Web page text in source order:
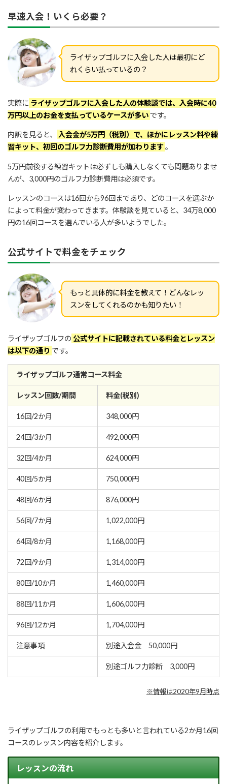
December 17, 2019
早速入会！いくら必要？
ライザップゴルフに入会した人は最初にど
れくらい払っているの？
実際に ライザップゴルフに入会した人の体験談では、入会時に40
万円以上のお金を支払っているケースが多いです。
内訳を見ると、
入会金が5万円（税別）で、ほかにレッスン料や練
習キット、初回のゴルフ力診断費用が加わります。
5万円前後する練習キットは必ずしも購入しなくても問題ありませ
んが、3,000円のゴルフ力診断費用は必須です。
レッスンのコースは16回から96回まであり、どのコースを選ぶか
によって料金が変わってきます。体験談を見ていると、34万8,000
円の16回コースを選んでいる人が多いようでした。
公式サイトで料金をチェック
もっと具体的に料金を教えて！どんなレッ
スンをしてくれるのかも知りたい！
ライザップゴルフの 公式サイトに記載されている料金とレッスン
は以下の通り です。
ライザップゴルフ通常コース料金
レッスン回数/期間 料金(税別)
16回/2か月 348,000円
24回/3か月 492,000円
32回/4か月 624,000円
40回/5か月 750,000円
48回/6か月 876,000円
56回/7か月 1,022,000円
64回/8か月 1,168,000円
72回/9か月 1,314,000円
80回/10か月 1,460,000円
88回/11か月 1,606,000円
96回/12か月 1,704,000円
注意事項 別途入会金 50,000円
別途ゴルフ力診断 3,000円
※情報は2020年9月時点
ライザップゴルフの利用でもっとも多いと言われている2か月16回
コースのレッスン内容を紹介します。
レッスンの流れ